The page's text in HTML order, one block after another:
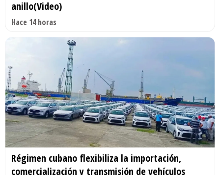
anillo(Video)
Hace 14 horas
Régimen cubano flexibiliza la importación,
comercialización y transmisión de vehículos